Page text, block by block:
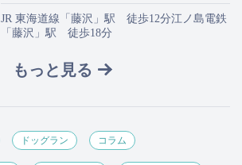
JR 東海道線「藤沢」駅 徒歩12分江ノ島電鉄
「藤沢」駅 徒歩18分
もっと見る
ドッグラン コラム